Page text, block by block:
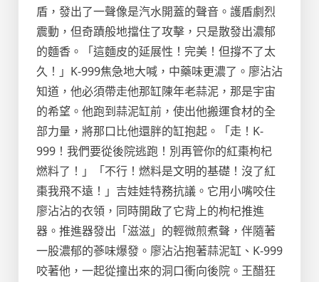
盾，發出了一聲像是汽水開蓋的聲音。護盾劇烈
震動，但奇蹟般地擋住了攻擊，只是散發出濃郁
的麵香。「這麵皮的延展性！完美！但撐不了太
久！」K-999焦急地大喊，中藥味更濃了。廖沾沾
知道，他必須帶走他那缸陳年老蒜泥，那是宇宙
的希望。他跑到蒜泥缸前，使出他搬運食材的全
部力量，將那口比他還胖的缸抱起。「走！K-
999！我們要從後院逃跑！別再管你的紅棗枸杞
燃料了！」「不行！燃料是文明的基礎！沒了紅
棗我飛不遠！」吉娃娃特務抗議。它用小嘴咬住
廖沾沾的衣領，同時開啟了它背上的枸杞推進
器。推進器發出「滋滋」的輕微煎煮聲，伴隨著
一股濃郁的蔘味爆發。廖沾沾抱著蒜泥缸、K-999
咬著他，一起從撞出來的洞口衝向後院。王醋狂